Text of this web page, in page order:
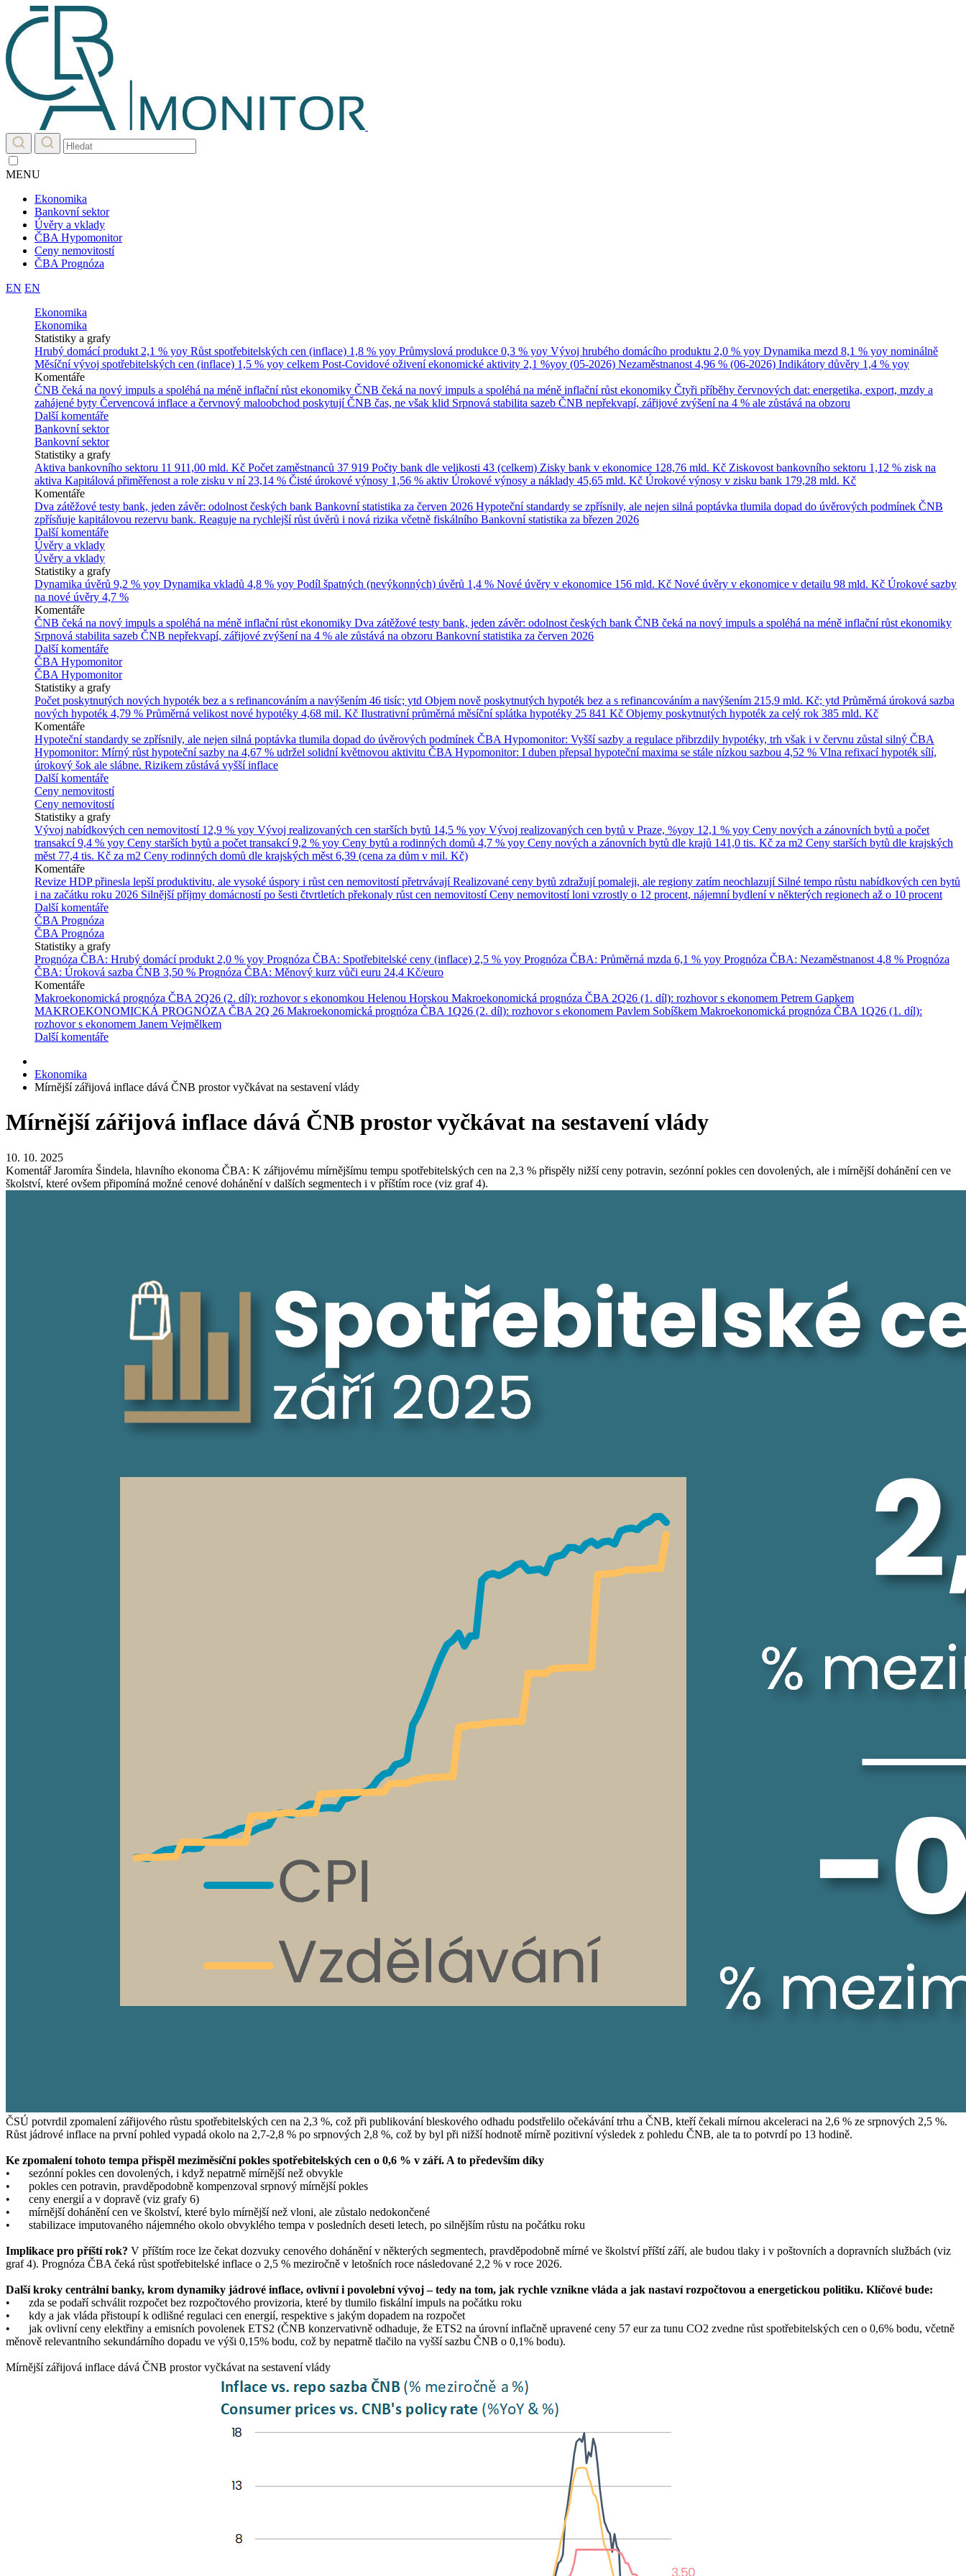
MENU
Ekonomika
Bankovní sektor
Úvěry a vklady
ČBA Hypomonitor
Ceny nemovitostí
ČBA Prognóza
EN EN
Ekonomika
Ekonomika
Statistiky a grafy
Hrubý domácí produkt 2,1 % yoy Růst spotřebitelských cen (inflace) 1,8 % yoy Průmyslová produkce 0,3 % yoy Vývoj hrubého domácího produktu 2,0 % yoy Dynamika mezd 8,1 % yoy nominálně
Měsíční vývoj spotřebitelských cen (inflace) 1,5 % yoy celkem Post-Covidové oživení ekonomické aktivity 2,1 %yoy (05-2026) Nezaměstnanost 4,96 % (06-2026) Indikátory důvěry 1,4 % yoy
Komentáře
ČNB čeká na nový impuls a spoléhá na méně inflační růst ekonomiky ČNB čeká na nový impuls a spoléhá na méně inflační růst ekonomiky Čtyři příběhy červnových dat: energetika, export, mzdy a
zahájené byty Červencová inflace a červnový maloobchod poskytují ČNB čas, ne však klid Srpnová stabilita sazeb ČNB nepřekvapí, zářijové zvýšení na 4 % ale zůstává na obzoru
Další komentáře
Bankovní sektor
Bankovní sektor
Statistiky a grafy
Aktiva bankovního sektoru 11 911,00 mld. Kč Počet zaměstnanců 37 919 Počty bank dle velikosti 43 (celkem) Zisky bank v ekonomice 128,76 mld. Kč Ziskovost bankovního sektoru 1,12 % zisk na
aktiva Kapitálová přiměřenost a role zisku v ní 23,14 % Čisté úrokové výnosy 1,56 % aktiv Úrokové výnosy a náklady 45,65 mld. Kč Úrokové výnosy v zisku bank 179,28 mld. Kč
Komentáře
Dva zátěžové testy bank, jeden závěr: odolnost českých bank Bankovní statistika za červen 2026 Hypoteční standardy se zpřísnily, ale nejen silná poptávka tlumila dopad do úvěrových podmínek ČNB
zpřísňuje kapitálovou rezervu bank. Reaguje na rychlejší růst úvěrů i nová rizika včetně fiskálního Bankovní statistika za březen 2026
Další komentáře
Úvěry a vklady
Úvěry a vklady
Statistiky a grafy
Dynamika úvěrů 9,2 % yoy Dynamika vkladů 4,8 % yoy Podíl špatných (nevýkonných) úvěrů 1,4 % Nové úvěry v ekonomice 156 mld. Kč Nové úvěry v ekonomice v detailu 98 mld. Kč Úrokové sazby
na nové úvěry 4,7 %
Komentáře
ČNB čeká na nový impuls a spoléhá na méně inflační růst ekonomiky Dva zátěžové testy bank, jeden závěr: odolnost českých bank ČNB čeká na nový impuls a spoléhá na méně inflační růst ekonomiky
Srpnová stabilita sazeb ČNB nepřekvapí, zářijové zvýšení na 4 % ale zůstává na obzoru Bankovní statistika za červen 2026
Další komentáře
ČBA Hypomonitor
ČBA Hypomonitor
Statistiky a grafy
Počet poskytnutých nových hypoték bez a s refinancováním a navýšením 46 tisíc; ytd Objem nově poskytnutých hypoték bez a s refinancováním a navýšením 215,9 mld. Kč; ytd Průměrná úroková sazba
nových hypoték 4,79 % Průměrná velikost nové hypotéky 4,68 mil. Kč Ilustrativní průměrná měsíční splátka hypotéky 25 841 Kč Objemy poskytnutých hypoték za celý rok 385 mld. Kč
Komentáře
Hypoteční standardy se zpřísnily, ale nejen silná poptávka tlumila dopad do úvěrových podmínek ČBA Hypomonitor: Vyšší sazby a regulace přibrzdily hypotéky, trh však i v červnu zůstal silný ČBA
Hypomonitor: Mírný růst hypoteční sazby na 4,67 % udržel solidní květnovou aktivitu ČBA Hypomonitor: I duben přepsal hypoteční maxima se stále nízkou sazbou 4,52 % Vlna refixací hypoték sílí,
úrokový šok ale slábne. Rizikem zůstává vyšší inflace
Další komentáře
Ceny nemovitostí
Ceny nemovitostí
Statistiky a grafy
Vývoj nabídkových cen nemovitostí 12,9 % yoy Vývoj realizovaných cen starších bytů 14,5 % yoy Vývoj realizovaných cen bytů v Praze, %yoy 12,1 % yoy Ceny nových a zánovních bytů a počet
transakcí 9,4 % yoy Ceny starších bytů a počet transakcí 9,2 % yoy Ceny bytů a rodinných domů 4,7 % yoy Ceny nových a zánovních bytů dle krajů 141,0 tis. Kč za m2 Ceny starších bytů dle krajských
měst 77,4 tis. Kč za m2 Ceny rodinných domů dle krajských měst 6,39 (cena za dům v mil. Kč)
Komentáře
Revize HDP přinesla lepší produktivitu, ale vysoké úspory i růst cen nemovitostí přetrvávají Realizované ceny bytů zdražují pomaleji, ale regiony zatím neochlazují Silné tempo růstu nabídkových cen bytů
i na začátku roku 2026 Silnější příjmy domácností po šesti čtvrtletích překonaly růst cen nemovitostí Ceny nemovitostí loni vzrostly o 12 procent, nájemní bydlení v některých regionech až o 10 procent
Další komentáře
ČBA Prognóza
ČBA Prognóza
Statistiky a grafy
Prognóza ČBA: Hrubý domácí produkt 2,0 % yoy Prognóza ČBA: Spotřebitelské ceny (inflace) 2,5 % yoy Prognóza ČBA: Průměrná mzda 6,1 % yoy Prognóza ČBA: Nezaměstnanost 4,8 % Prognóza
ČBA: Úroková sazba ČNB 3,50 % Prognóza ČBA: Měnový kurz vůči euru 24,4 Kč/euro
Komentáře
Makroekonomická prognóza ČBA 2Q26 (2. díl): rozhovor s ekonomkou Helenou Horskou Makroekonomická prognóza ČBA 2Q26 (1. díl): rozhovor s ekonomem Petrem Gapkem
MAKROEKONOMICKÁ PROGNÓZA ČBA 2Q 26 Makroekonomická prognóza ČBA 1Q26 (2. díl): rozhovor s ekonomem Pavlem Sobíškem Makroekonomická prognóza ČBA 1Q26 (1. díl):
rozhovor s ekonomem Janem Vejmělkem
Další komentáře
Ekonomika
Mírnější zářijová inflace dává ČNB prostor vyčkávat na sestavení vlády
Mírnější zářijová inflace dává ČNB prostor vyčkávat na sestavení vlády
10. 10. 2025
Komentář Jaromíra Šindela, hlavního ekonoma ČBA: K zářijovému mírnějšímu tempu spotřebitelských cen na 2,3 % přispěly nižší ceny potravin, sezónní pokles cen dovolených, ale i mírnější dohánění cen ve
školství, které ovšem připomíná možné cenové dohánění v dalších segmentech i v příštím roce (viz graf 4).
ČSÚ potvrdil zpomalení zářijového růstu spotřebitelských cen na 2,3 %, což při publikování bleskového odhadu podstřelilo očekávání trhu a ČNB, kteří čekali mírnou akceleraci na 2,6 % ze srpnových 2,5 %.
Růst jádrové inflace na první pohled vypadá okolo na 2,7-2,8 % po srpnových 2,8 %, což by byl při nižší hodnotě mírně pozitivní výsledek z pohledu ČNB, ale ta to potvrdí po 13 hodině.
Ke zpomalení tohoto tempa přispěl meziměsíční pokles spotřebitelských cen o 0,6 % v září. A to především díky
•
sezónní pokles cen dovolených, i když nepatrně mírnější než obvykle
•
pokles cen potravin, pravděpodobně kompenzoval srpnový mírnější pokles
•
ceny energií a v dopravě (viz grafy 6)
•
mírnější dohánění cen ve školství, které bylo mírnější než vloni, ale zůstalo nedokončené
•
stabilizace imputovaného nájemného okolo obvyklého tempa v posledních deseti letech, po silnějším růstu na počátku roku
Implikace pro příští rok? V příštím roce lze čekat dozvuky cenového dohánění v některých segmentech, pravděpodobně mírné ve školství příští září, ale budou tlaky i v poštovních a dopravních službách (viz
graf 4). Prognóza ČBA čeká růst spotřebitelské inflace o 2,5 % meziročně v letošních roce následované 2,2 % v roce 2026.
Další kroky centrální banky, krom dynamiky jádrové inflace, ovlivní i povolební vývoj – tedy na tom, jak rychle vznikne vláda a jak nastaví rozpočtovou a energetickou politiku. Klíčové bude:
•
zda se podaří schválit rozpočet bez rozpočtového provizoria, které by tlumilo fiskální impuls na počátku roku
•
kdy a jak vláda přistoupí k odlišné regulaci cen energií, respektive s jakým dopadem na rozpočet
•
jak ovlivní ceny elektřiny a emisních povolenek ETS2 (ČNB konzervativně odhaduje, že ETS2 na úrovní inflačně upravené ceny 57 eur za tunu CO2 zvedne růst spotřebitelských cen o 0,6% bodu, včetně
měnově relevantního sekundárního dopadu ve výši 0,15% bodu, což by nepatrně tlačilo na vyšší sazbu ČNB o 0,1% bodu).
Mírnější zářijová inflace dává ČNB prostor vyčkávat na sestavení vlády